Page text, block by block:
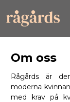
Om oss
Rågårds är
moderna
med krav på